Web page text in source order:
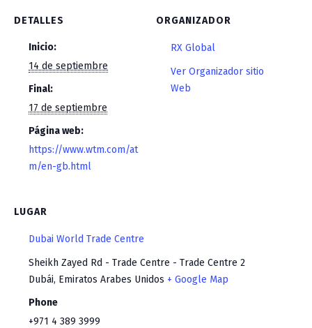
DETALLES
Inicio:
14 de septiembre
Final:
17 de septiembre
Página web:
https://www.wtm.com/at
m/en-gb.html
LUGAR
Dubai World Trade Centre
Sheikh Zayed Rd - Trade Centre - Trade Centre 2
Dubái, Emiratos Arabes Unidos + Google Map
Phone
+971 4 389 3999
ORGANIZADOR
RX Global
Ver Organizador sitio
Web